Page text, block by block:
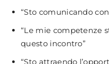
“Sto comunicando
“Le mie competenze
questo incontro”
“Sto attraendo